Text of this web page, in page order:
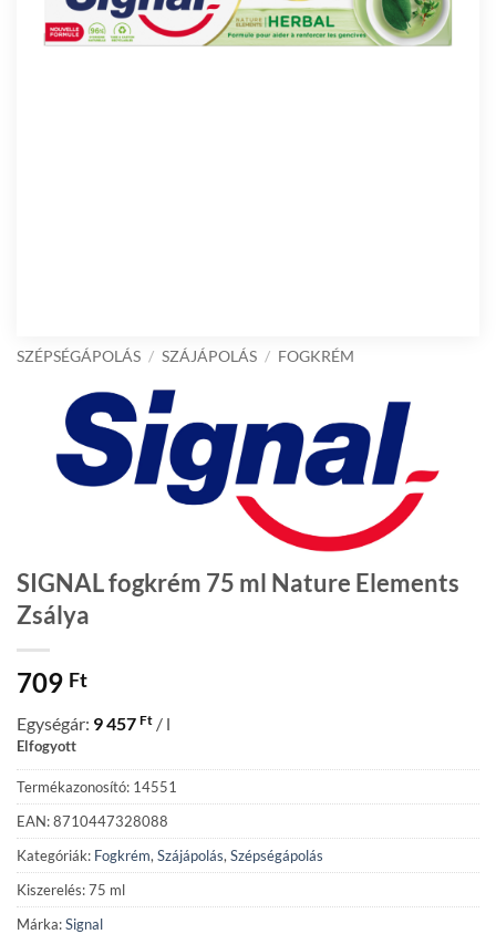
SZÉPSÉGÁPOLÁS / SZÁJÁPOLÁS / FOGKRÉM
SIGNAL fogkrém 75 ml Nature Elements
Zsálya
709 Ft
Egységár: 9 457 Ft / l
Elfogyott
Termékazonosító: 14551
EAN: 8710447328088
Kategóriák: Fogkrém, Szájápolás, Szépségápolás
Kiszerelés: 75 ml
Márka:Signal